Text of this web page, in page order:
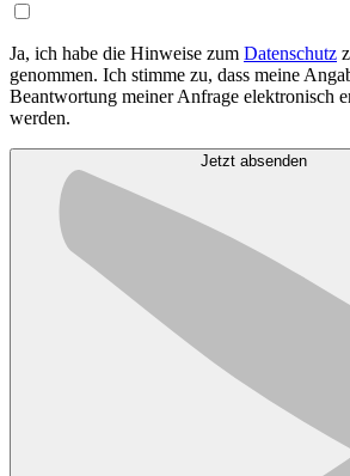
Ja, ich habe die Hinweise zum Datenschutz
genommen. Ich stimme zu, dass meine
Beantwortung meiner Anfrage elektronisch
werden.
Jetzt absenden